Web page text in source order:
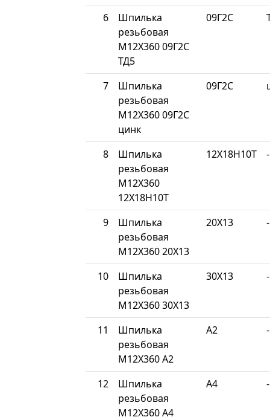
6
Шпилька
резьбовая
М12Х360 09Г2С
ТД5
09Г2С
7
Шпилька
резьбовая
М12Х360 09Г2С
цинк
09Г2С
8
Шпилька
резьбовая
М12Х360
12Х18Н10Т
12Х18Н10Т -
9
Шпилька
резьбовая
М12Х360 20Х13
20Х13 -
10
Шпилька
резьбовая
М12Х360 30Х13
30Х13 -
11
Шпилька
резьбовая
М12Х360 A2
A2 -
12
Шпилька
резьбовая
М12Х360 A4
A4 -